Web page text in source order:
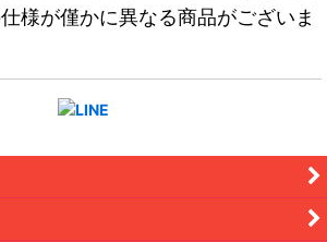
様が僅かに異なる商品がございま